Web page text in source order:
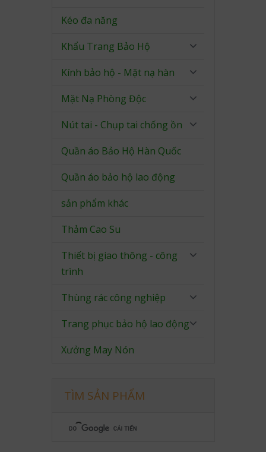
Kéo đa năng
Khẩu Trang Bảo Hộ
Kính bảo hộ - Mặt nạ hàn
Mặt Nạ Phòng Độc
Nút tai - Chụp tai chống ồn
Quần áo Bảo Hộ Hàn Quốc
Quần áo bảo hộ lao động
sản phẩm khác
Thảm Cao Su
Thiết bị giao thông - công
trình
Thùng rác công nghiệp
Trang phục bảo hộ lao động
Xưởng May Nón
TÌM SẢN PHẨM